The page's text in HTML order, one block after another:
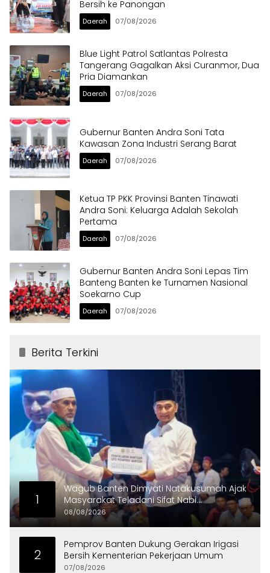
Bersih ke Panongan
Daerah 07/08/2026
Blue Light Patrol Satlantas Polresta
Tangerang Gagalkan Aksi Curanmor, Dua
Pria Diamankan
Daerah 07/08/2026
Gubernur Banten Andra Soni Tata
Kawasan Zona Industri Serang Barat
Daerah 07/08/2026
Ketua TP PKK Provinsi Banten Tinawati
Andra Soni: Keluarga Adalah Sekolah
Pertama
Daerah 07/08/2026
Gubernur Banten Andra Soni Lepas Tim
Banteng Banten ke Turnamen Nasional
Soekarno Cup
Daerah 07/08/2026
Berita Terkini
1
Wagub Banten Dimyati Natakusumah Ajak
Masyarakat Teladani Sifat Nabi
Muhammad
08/08/2026
2
Pemprov Banten Dukung Gerakan Irigasi
Bersih Kementerian Pekerjaan Umum
07/08/2026